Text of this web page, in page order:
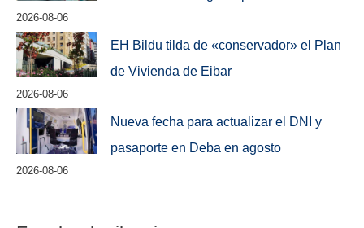
2026-08-06
EH Bildu tilda de «conservador» el Plan
de Vivienda de Eibar
2026-08-06
Nueva fecha para actualizar el DNI y
pasaporte en Deba en agosto
2026-08-06